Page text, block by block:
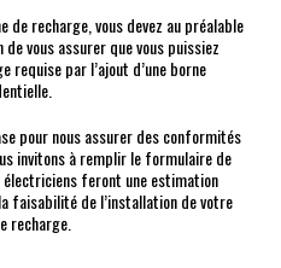
de recharge, vous devez au préalable
vous assurer que vous puissiez
requise par l’ajout d’une borne
pour nous assurer des conformités
invitons à remplir le formulaire de
électriciens feront une estimation
faisabilité de l’installation de votre
recharge.